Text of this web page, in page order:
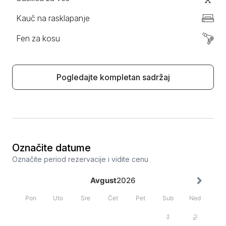
Kauč na rasklapanje
Fen za kosu
Pogledajte kompletan sadržaj
Označite datume
Označite period rezervacije i vidite cenu